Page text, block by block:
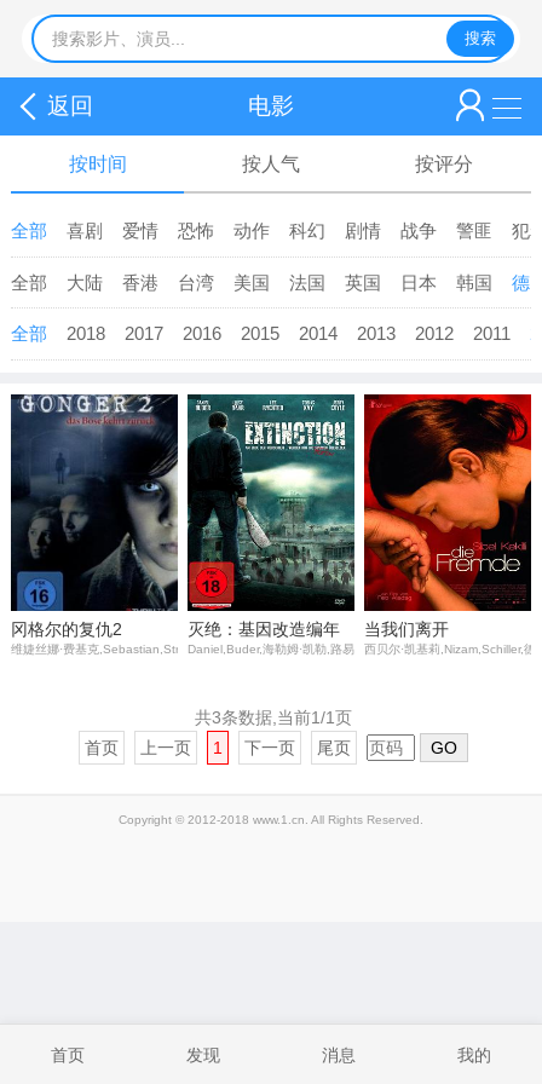
返回 电影
按时间 按人气 按评分
全部 喜剧 爱情 恐怖 动作 科幻 剧情 战争 警匪 犯
全部 大陆 香港 台湾 美国 法国 英国 日本 韩国 德
全部 2018 2017 2016 2015 2014 2013 2012 2011
冈格尔的复仇2
维婕丝娜·费基克,Sebastian,Ströbel,Dario,Stankewitz,Daniela,Schulz,克里斯蒂安·布鲁梅尔
灭绝：基因改造编年
史
Daniel,Buder,海勒姆·凯勒,路易丝·巴哈尔
当我们离开
西贝尔·凯基莉,Nizam,Schiller,
共3条数据,当前1/1页
首页
上一页 1 下一页 尾页 GO
首页 发现 消息 我的
Copyright © 2012-2018 www.1.cn. All Rights Reserved.